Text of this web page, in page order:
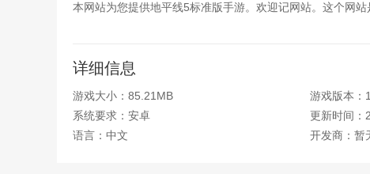
本网站为您提供地平线5标准版手游。欢迎记网站。这个网
详细信息
游戏大小：85.21MB
游戏版本：
系统要求：安卓
更新时间：
语言：中文
开发商：暂